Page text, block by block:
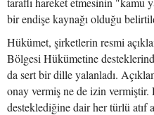
bir endişe kaynağı olduğu
Hükümet, şirketlerin resmi
Bölgesi Hükümetine
da sert bir dille yalanladı.
onay vermiş ne de izin vermiştir.
desteklediğine dair her türlü atıf